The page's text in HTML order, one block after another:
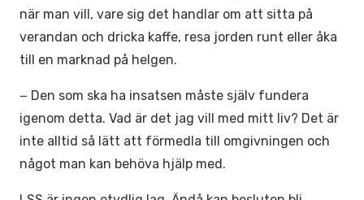
när man vill, vare sig det handlar om att sitta på
verandan och dricka kaffe, resa jorden runt eller åka
till en marknad på helgen.
− Den som ska ha insatsen måste själv fundera
igenom detta. Vad är det jag vill med mitt liv? Det är
inte alltid så lätt att förmedla till omgivningen och
något man kan behöva hjälp med.